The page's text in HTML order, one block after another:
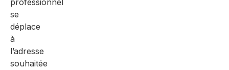
professionnel
se
déplace
à
l’adresse
souhaitée